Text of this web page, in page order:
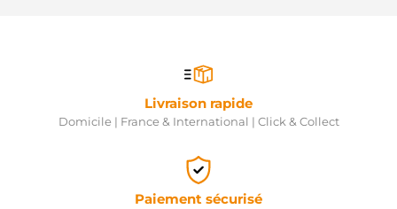
Livraison rapide
Domicile | France & International | Click & Collect
Paiement sécurisé